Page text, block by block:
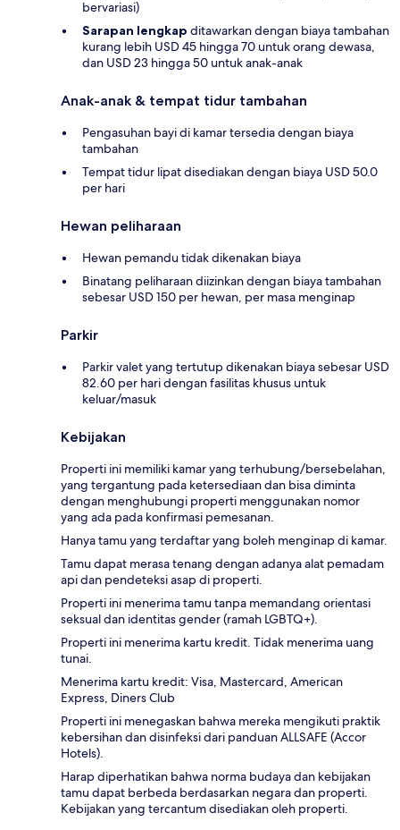
bervariasi)
Sarapan lengkap ditawarkan dengan biaya tambahan
kurang lebih USD 45 hingga 70 untuk orang dewasa,
dan USD 23 hingga 50 untuk anak-anak
Anak-anak & tempat tidur tambahan
Pengasuhan bayi di kamar tersedia dengan biaya
tambahan
Tempat tidur lipat disediakan dengan biaya USD 50.0
per hari
Hewan peliharaan
Hewan pemandu tidak dikenakan biaya
Binatang peliharaan diizinkan dengan biaya tambahan
sebesar USD 150 per hewan, per masa menginap
Parkir
Parkir valet yang tertutup dikenakan biaya sebesar USD
82.60 per hari dengan fasilitas khusus untuk
keluar/masuk
Kebijakan
Properti ini memiliki kamar yang terhubung/bersebelahan,
yang tergantung pada ketersediaan dan bisa diminta
dengan menghubungi properti menggunakan nomor
yang ada pada konfirmasi pemesanan.
Hanya tamu yang terdaftar yang boleh menginap di kamar.
Tamu dapat merasa tenang dengan adanya alat pemadam
api dan pendeteksi asap di properti.
Properti ini menerima tamu tanpa memandang orientasi
seksual dan identitas gender (ramah LGBTQ+).
Properti ini menerima kartu kredit. Tidak menerima uang
tunai.
Menerima kartu kredit: Visa, Mastercard, American
Express, Diners Club
Properti ini menegaskan bahwa mereka mengikuti praktik
kebersihan dan disinfeksi dari panduan ALLSAFE (Accor
Hotels).
Harap diperhatikan bahwa norma budaya dan kebijakan
tamu dapat berbeda berdasarkan negara dan properti.
Kebijakan yang tercantum disediakan oleh properti.